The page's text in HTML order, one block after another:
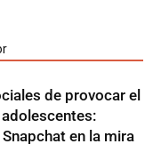
de provocar el
en la mira